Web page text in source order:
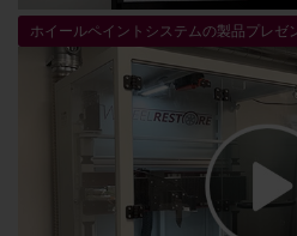
ホイールペイントシステムの製品プレゼ